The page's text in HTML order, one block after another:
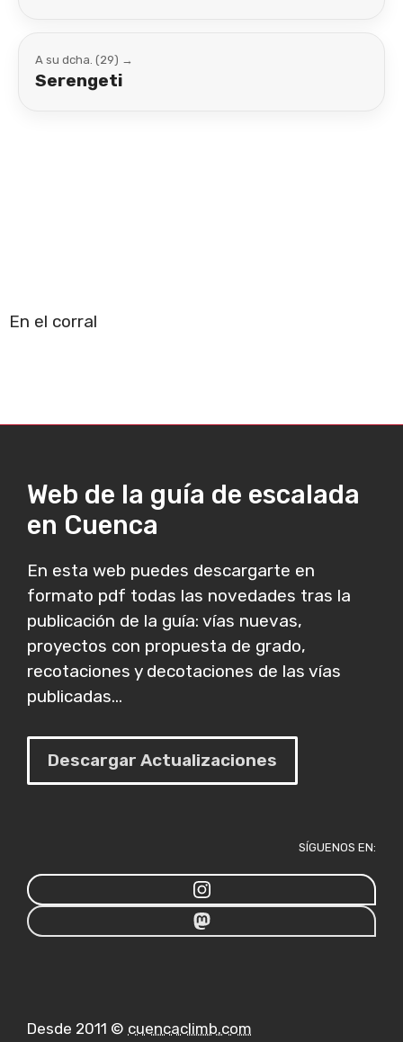
A su dcha. (29) →
Serengeti
En el corral
Web de la guía de escalada
en Cuenca
En esta web puedes descargarte en
formato pdf todas las novedades tras la
publicación de la guía: vías nuevas,
proyectos con propuesta de grado,
recotaciones y decotaciones de las vías
publicadas...
Descargar Actualizaciones
SÍGUENOS EN:
Desde 2011 © cuencaclimb.com